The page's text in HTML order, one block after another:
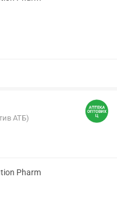
АТБ)
Pharm